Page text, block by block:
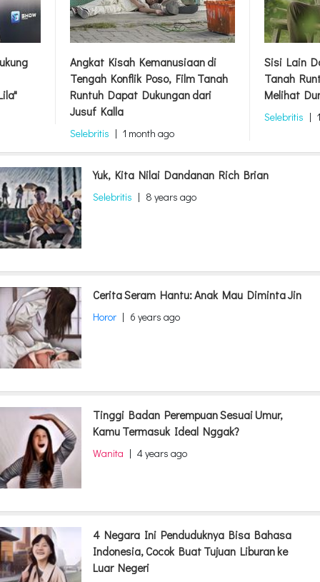
Angkat Kisah Kemanusiaan di
Tengah Konflik Poso, Film Tanah
Runtuh Dapat Dukungan dari
Jusuf Kalla
Selebritis | 1 month ago
Sisi Lain
Tanah
Melihat
Selebritis |
Yuk, Kita Nilai Dandanan Rich Brian
Selebritis | 8 years ago
Cerita Seram Hantu: Anak Mau Diminta Jin
Horor | 6 years ago
Tinggi Badan Perempuan Sesuai Umur,
Kamu Termasuk Ideal Nggak?
Wanita | 4 years ago
4 Negara Ini Penduduknya Bisa Bahasa
Indonesia, Cocok Buat Tujuan Liburan ke
Luar Negeri